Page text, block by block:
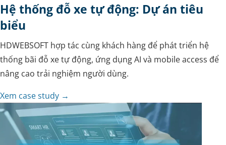
Hệ thống đỗ xe tự động: Dự án tiêu
biểu
HDWEBSOFT hợp tác cùng khách hàng để phát triển hệ
thống bãi đỗ xe tự động, ứng dụng AI và mobile access để
nâng cao trải nghiệm người dùng.
Xem case study →